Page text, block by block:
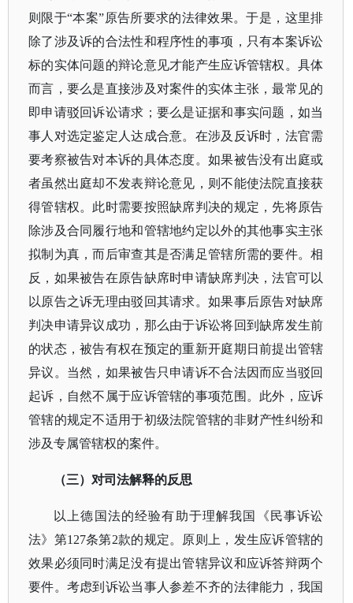
则限于“本案”原告所要求的法律效果。于是，这里排
除了涉及诉的合法性和程序性的事项，只有本案诉讼
标的实体问题的辩论意见才能产生应诉管辖权。具体
而言，要么是直接涉及对案件的实体主张，最常见的
即申请驳回诉讼请求；要么是证据和事实问题，如当
事人对选定鉴定人达成合意。在涉及反诉时，法官需
要考察被告对本诉的具体态度。如果被告没有出庭或
者虽然出庭却不发表辩论意见，则不能使法院直接获
得管辖权。此时需要按照缺席判决的规定，先将原告
除涉及合同履行地和管辖地约定以外的其他事实主张
拟制为真，而后审查其是否满足管辖所需的要件。相
反，如果被告在原告缺席时申请缺席判决，法官可以
以原告之诉无理由驳回其请求。如果事后原告对缺席
判决申请异议成功，那么由于诉讼将回到缺席发生前
的状态，被告有权在预定的重新开庭期日前提出管辖
异议。当然，如果被告只申请诉不合法因而应当驳回
起诉，自然不属于应诉管辖的事项范围。此外，应诉
管辖的规定不适用于初级法院管辖的非财产性纠纷和
涉及专属管辖权的案件。
（三）对司法解释的反思
以上德国法的经验有助于理解我国《民事诉讼
法》第127条第2款的规定。原则上，发生应诉管辖的
效果必须同时满足没有提出管辖异议和应诉答辩两个
要件。考虑到诉讼当事人参差不齐的法律能力，我国